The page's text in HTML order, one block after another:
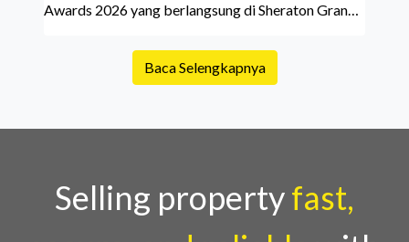
Awards 2026 yang berlangsung di Sheraton Grand
menjadi momen istimewa bagi para pelaku industri
properti dan keuangan. Lebih dari 400 marketing
Country Director Ray White Indon
Baca Selengkapnya
Selling propertyfast,